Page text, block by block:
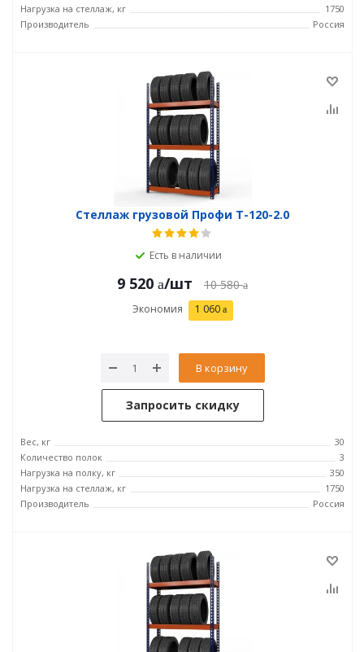
Нагрузка на стеллаж, кг
1750
Производитель
Россия
Стеллаж грузовой Профи Т-120-2.0
Есть в наличии
9 520 /шт 10 580
Экономия 1 060
В корзину
Запросить скидку
Вес, кг
30
Количество полок
3
Нагрузка на полку, кг
350
Нагрузка на стеллаж, кг
1750
Производитель
Россия